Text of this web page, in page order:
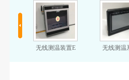
无线测温装置E 无线测温